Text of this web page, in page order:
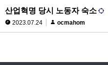
산업혁명 당시 노동자 숙소
2023.07.24 ocmahom